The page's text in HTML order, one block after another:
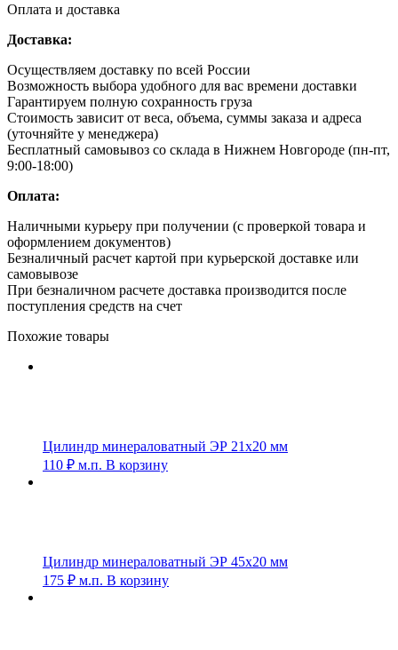
Оплата и доставка
Доставка:
Осуществляем доставку по всей России
Возможность выбора удобного для вас времени доставки
Гарантируем полную сохранность груза
Стоимость зависит от веса, объема, суммы заказа и адреса
(уточняйте у менеджера)
Бесплатный самовывоз со склада в Нижнем Новгороде (пн-пт,
9:00-18:00)
Оплата:
Наличными курьеру при получении (с проверкой товара и
оформлением документов)
Безналичный расчет картой при курьерской доставке или
самовывозе
При безналичном расчете доставка производится после
поступления средств на счет
Похожие товары
Цилиндр минераловатный ЭР 21х20 мм
110 ₽ м.п. В корзину
Цилиндр минераловатный ЭР 45х20 мм
175 ₽ м.п. В корзину